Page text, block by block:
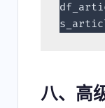
八、高